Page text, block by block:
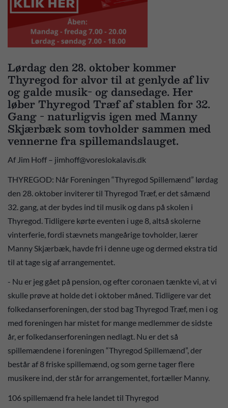
Lørdag den 28. oktober kommer
Thyregod for alvor til at genlyde af liv
og galde musik- og dansedage. Her
løber Thyregod Træf af stablen for 32.
Gang - naturligvis igen med Manny
Skjærbæk som tovholder sammen med
vennerne fra spillemandslauget.
Af Jim Hoff – jimhoff@voreslokalavis.dk
THYREGOD: Når Foreningen “Thyregod Spillemænd” lørdag
den 28. oktober inviterer til Thyregod Træf, er det såmænd
32. gang, at der bydes ind til musik og dans på skolen i
Thyregod. Tidligere kørte eventen i uge 8, altså skolerne
vinterferie, fordi stævnets mangeårige tovholder, lærer
Manny Skjærbæk, havde fri i denne uge og dermed ekstra tid
til at tage sig af arrangementet.
- Nu er jeg gået på pension, og efter coronaen tænkte vi, at vi
skulle prøve at holde det i oktober måned. Tidligere var det
folkedanserforeningen, der stod bag Thyregod Træf, men i og
med foreningen har mistet for mange medlemmer de sidste
år, er folkedanserforeningen nedlagt. Nu er det så
spillemændene i foreningen “Thyregod Spillemænd”, der
består af 8 friske spillemænd, og som gerne tager flere
musikere ind, der står for arrangementet, fortæller Manny.
106 spillemænd fra hele landet til Thyregod